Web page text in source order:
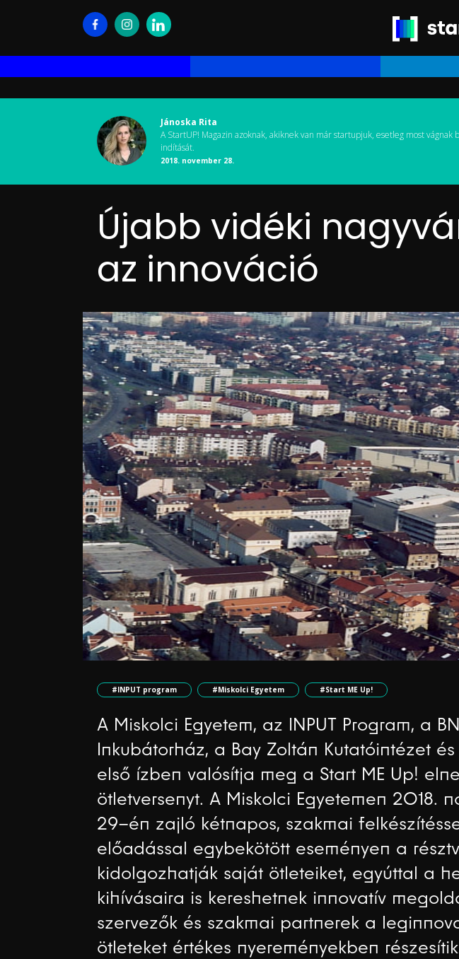
Jánoska Rita
A StartUP! Magazin azoknak, akiknek van már startupjuk, esetleg most vágnak
indítását.
2018. november 28.
Újabb vidéki
az innováció
#INPUT program #Miskolci Egyetem #Start ME Up!
A Miskolci Egyetem, az INPUT Program, a
Inkubátorház, a Bay Zoltán Kutatóintézet
első ízben valósítja meg a Start ME Up!
ötletversenyt. A Miskolci Egyetemen 2018.
29–én zajló kétnapos, szakmai
előadással egybekötött eseményen a
kidolgozhatják saját ötleteiket, egyúttal a
kihívásaira is kereshetnek innovatív
szervezők és szakmai partnerek a
ötleteket értékes nyereményekben